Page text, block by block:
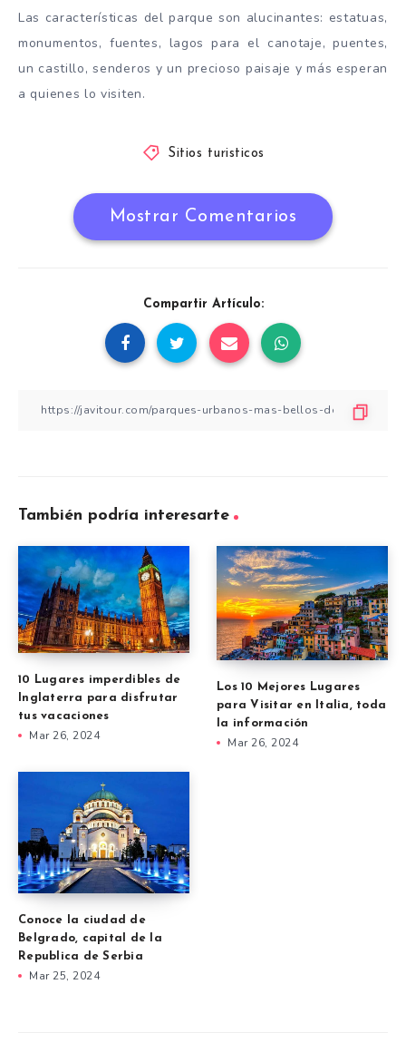
Las características del parque son alucinantes: estatuas,
monumentos, fuentes, lagos para el canotaje, puentes,
un castillo, senderos y un precioso paisaje y más esperan
a quienes lo visiten.
Sitios turisticos
Mostrar Comentarios
Compartir Artículo:
También podría interesarte
10 Lugares imperdibles de
Inglaterra para disfrutar
tus vacaciones
Mar 26, 2024
Los 10 Mejores Lugares
para Visitar en Italia, toda
la información
Mar 26, 2024
Conoce la ciudad de
Belgrado, capital de la
Republica de Serbia
Mar 25, 2024